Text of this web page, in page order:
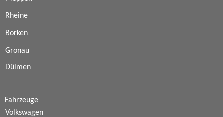
Rheine
Borken
Gronau
Dülmen
Fahrzeuge
Volkswagen